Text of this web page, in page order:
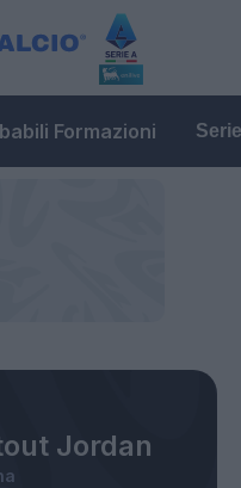
Formazioni
Jordan